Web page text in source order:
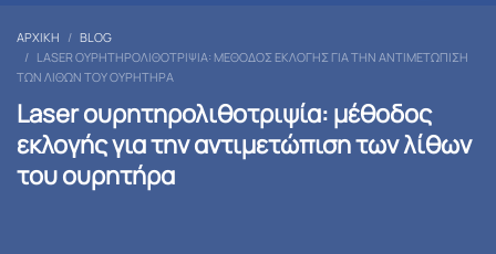
ΑΡΧΙΚΉ
BLOG
LASER ΟΥΡΗΤΗΡΟΛΙΘΟΤΡΙΨΊΑ: ΜΈΘΟΔΟΣ ΕΚΛΟΓΉΣ ΓΙΑ ΤΗΝ ΑΝΤΙΜΕΤΏΠΙΣΗ
ΤΩΝ ΛΊΘΩΝ ΤΟΥ ΟΥΡΗΤΉΡΑ
Laser ουρητηρολιθοτριψία: μέθοδος
εκλογής για την αντιμετώπιση των λίθων
του ουρητήρα